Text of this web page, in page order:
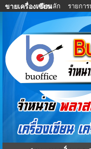
ขายเครื่องเขียน
หน้าหลัก รายกา